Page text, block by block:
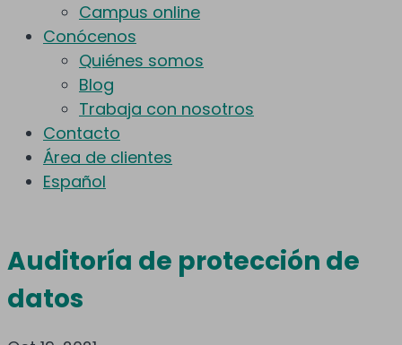
Campus online
Conócenos
Quiénes somos
Blog
Trabaja con nosotros
Contacto
Área de clientes
Español
Auditoría de protección de
datos